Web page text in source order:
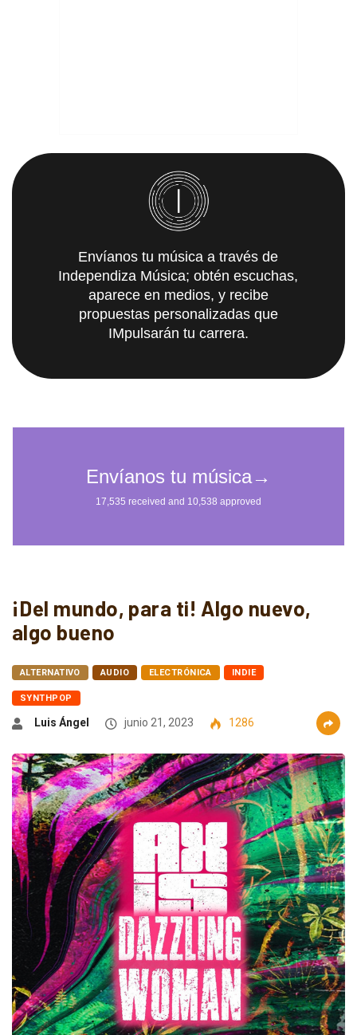
Envíanos tu música a través de
Independiza Música; obtén escuchas,
aparece en medios, y recibe
propuestas personalizadas que
IMpulsarán tu carrera.
¡Del mundo, para ti! Algo nuevo,
algo bueno
ALTERNATIVO AUDIO ELECTRÓNICA INDIE
SYNTHPOP
Luis Ángel junio 21, 2023 1286